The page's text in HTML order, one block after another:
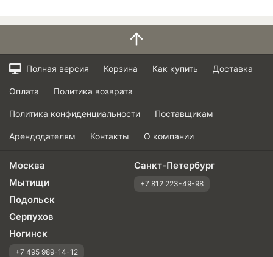
Полная версия Корзина Как купить Доставка
Оплата Политика возврата
Политика конфиденциальности Поставщикам
Арендодателям Контакты О компании
Москва
Мытищи
Подольск
Серпухов
Ногинск
+7 495 989-14-12
Санкт-Петербург
+7 812 223-49-98